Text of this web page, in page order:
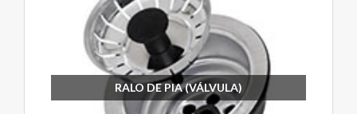
RALO DE PIA (VÁLVULA)